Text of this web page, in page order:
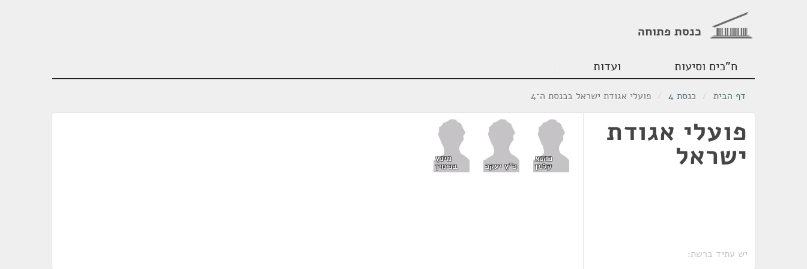
כנסת פתוחה
ח"כים וסיעות ועדות
דף הבית / כנסת 4 / פועלי אגודת ישראל בכנסת ה־4
פועלי אגודת
ישראל
יש עתיד ברשת:
כהנא
קלמן כ"ץ יעקב
מינץ
בנימין